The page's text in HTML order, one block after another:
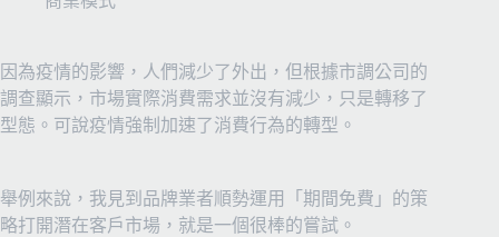
因為疫情的影響，人們減少了外出，但根據市調公司的
調查顯示，市場實際消費需求並沒有減少，只是轉移了
型態。可說疫情強制加速了消費行為的轉型。
舉例來說，我見到品牌業者順勢運用「期間免費」的策
略打開潛在客戶市場，就是一個很棒的嘗試。